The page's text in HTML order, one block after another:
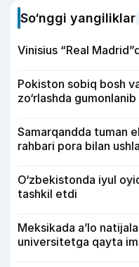
So‘nggi yangiliklar
Vinisius “Real
Pokiston sobiq bosh
zo‘rlashda
Samarqandda tuman
rahbari pora bilan
O‘zbekistonda iyul
tashkil etdi
Meksikada a’lo
universitetga qayta